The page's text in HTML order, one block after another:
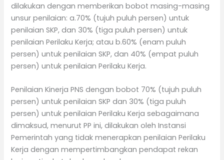
dilakukan dengan memberikan bobot masing-masing
unsur penilaian: a.70% (tujuh puluh persen) untuk
penilaian SKP, dan 30% (tiga puluh persen) untuk
penilaian Perilaku Kerja; atau b.60% (enam puluh
persen) untuk penilaian SKP, dan 40% (empat puluh
persen) untuk penilaian Perilaku Kerja.
Penilaian Kinerja PNS dengan bobot 70% (tujuh puluh
persen) untuk penilaian SKP dan 30% (tiga puluh
persen) untuk penilaian Perilaku Kerja sebagaimana
dimaksud, menurut PP ini, dilakukan oleh Instansi
Pemerintah yang tidak menerapkan penilaian Perilaku
Kerja dengan mempertimbangkan pendapat rekan